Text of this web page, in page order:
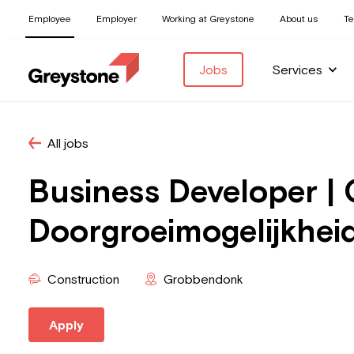
Employee Employer Working at Greystone About us
Jobs Services
All jobs
Business Developer
Construction Grobbendonk
Apply